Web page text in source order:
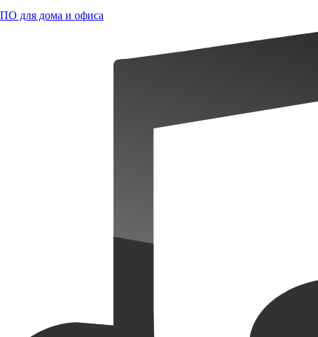
ПО для дома и офиса